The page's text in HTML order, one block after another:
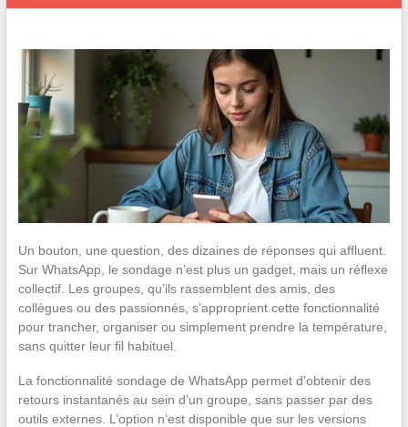
Un bouton, une question, des dizaines de réponses qui affluent.
Sur WhatsApp, le sondage n’est plus un gadget, mais un réflexe
collectif. Les groupes, qu’ils rassemblent des amis, des
collègues ou des passionnés, s’approprient cette fonctionnalité
pour trancher, organiser ou simplement prendre la température,
sans quitter leur fil habituel.
La fonctionnalité sondage de WhatsApp permet d’obtenir des
retours instantanés au sein d’un groupe, sans passer par des
outils externes. L’option n’est disponible que sur les versions